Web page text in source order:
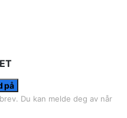
på
Du kan melde deg av når